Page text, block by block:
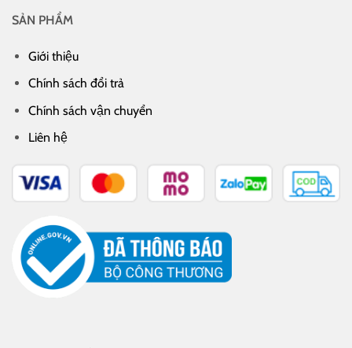
SẢN PHẨM
Giới thiệu
Chính sách đổi trả
Chính sách vận chuyển
Liên hệ